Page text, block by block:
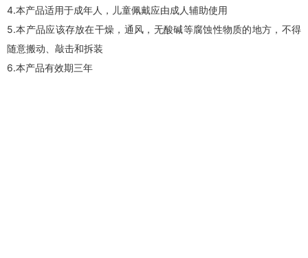
4.本产品适用于成年人，儿童佩戴应由成人辅助使用
5.本产品应该存放在干燥，通风，无酸碱等腐蚀性物质的地方，不得
随意搬动、敲击和拆装
6.本产品有效期三年